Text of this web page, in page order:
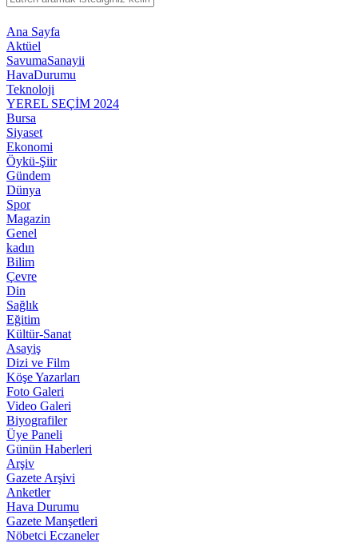
Ana Sayfa
Aktüel
SavumaSanayii
HavaDurumu
Teknoloji
YEREL SEÇİM 2024
Bursa
Siyaset
Ekonomi
Öykü-Şiir
Gündem
Dünya
Spor
Magazin
Genel
kadın
Bilim
Çevre
Din
Sağlık
Eğitim
Kültür-Sanat
Asayiş
Dizi ve Film
Köşe Yazarları
Foto Galeri
Video Galeri
Biyografiler
Üye Paneli
Günün Haberleri
Arşiv
Gazete Arşivi
Anketler
Hava Durumu
Gazete Manşetleri
Nöbetci Eczaneler